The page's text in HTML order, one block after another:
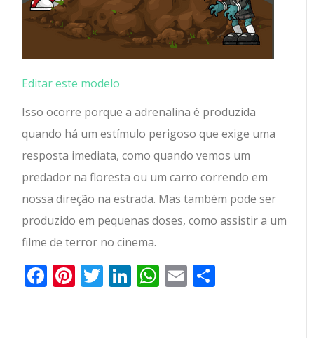
Editar este modelo
Isso ocorre porque a adrenalina é produzida
quando há um estímulo perigoso que exige uma
resposta imediata, como quando vemos um
predador na floresta ou um carro correndo em
nossa direção na estrada. Mas também pode ser
produzido em pequenas doses, como assistir a um
filme de terror no cinema.
Facebook
Pinterest
Twitter
LinkedIn
WhatsApp
Email